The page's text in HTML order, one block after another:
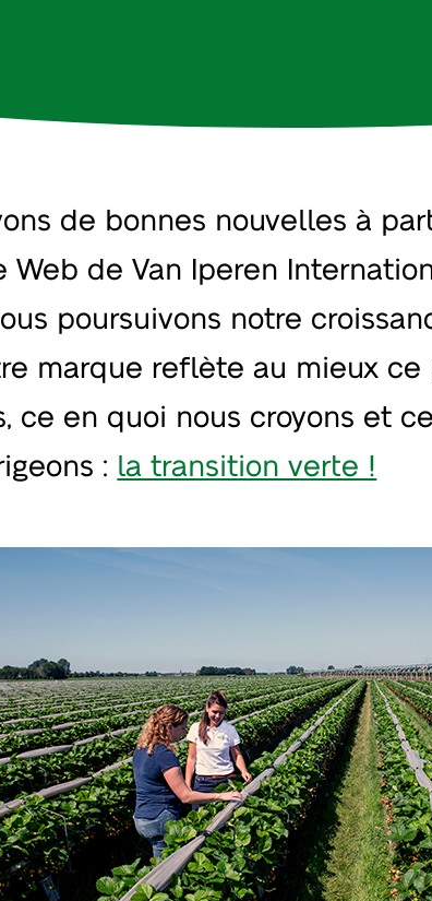
de bonnes nouvelles à
Web de Van Iperen
poursuivons notre
marque reflète au mieux ce
ce en quoi nous croyons et
: la transition verte !